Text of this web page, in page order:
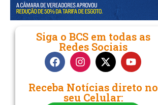
Siga o BCS em todas as
Redes Sociais
Receba Notícias direto no
seu Celular: